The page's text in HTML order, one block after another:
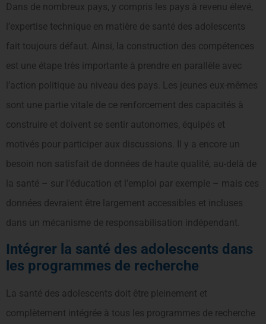
Dans de nombreux pays, y compris les pays à revenu élevé,
l’expertise technique en matière de santé des adolescents
fait toujours défaut. Ainsi, la construction des compétences
est une étape très importante à prendre en parallèle avec
l’action politique au niveau des pays. Les jeunes eux-mêmes
sont une partie vitale de ce renforcement des capacités à
construire et doivent se sentir autonomes, équipés et
motivés pour participer aux discussions. Il y a encore un
besoin non satisfait de données de haute qualité, au-delà de
la santé – sur l’éducation et l’emploi par exemple – mais ces
données devraient être largement accessibles et incluses
dans un mécanisme de responsabilisation indépendant.
Intégrer la santé des adolescents dans
les programmes de recherche
La santé des adolescents doit être pleinement et
complètement intégrée à tous les programmes de recherche